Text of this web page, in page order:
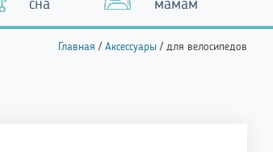
сна
мамам
Главная / Аксессуары / для велосипедов